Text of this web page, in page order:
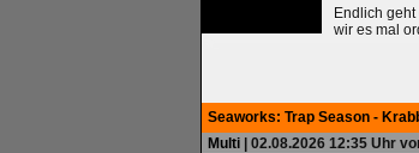
Endlich
wir es mal
Seaworks: Trap Season -
Multi | 02.08.2026 12:35 Uhr